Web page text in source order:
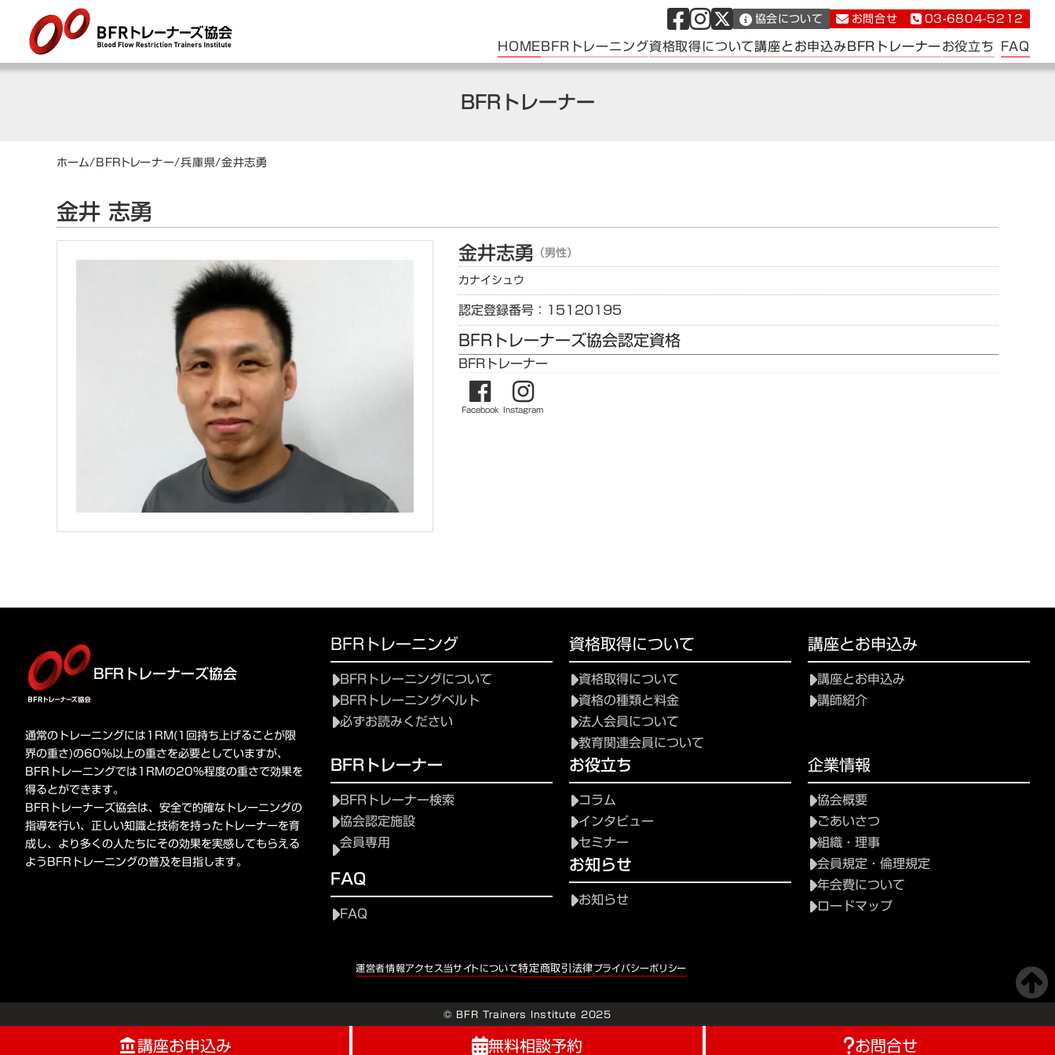
協会について お問合せ 03-6804-5212
HOMEBFRトレーニング資格取得について講座とお申込みBFRトレーナーお役立ち FAQ
BFRトレーナー
ホーム/BFRトレーナー/兵庫県/金井志勇
金井 志勇
金井志勇 （男性）
カナイシュウ
認定登録番号：15120195
BFRトレーナーズ協会認定資格
BFRトレーナー
Facebook Instagram
BFRトレーナーズ協会
通常のトレーニングには1RM(1回持ち上げることが限
界の重さ)の60%以上の重さを必要としていますが、
BFRトレーニングでは1RMの20%程度の重さで効果を
得るとができます。
BFRトレーナーズ協会は、安全で的確なトレーニングの
指導を行い、正しい知識と技術を持ったトレーナーを育
成し、より多くの人たちにその効果を実感してもらえる
ようBFRトレーニングの普及を目指します。
BFRトレーニング
BFRトレーニングについて
BFRトレーニングベルト
必ずお読みください
資格取得について
資格取得について
資格の種類と料金
法人会員について
教育関連会員について
講座とお申込み
講座とお申込み
講師紹介
BFRトレーナー
BFRトレーナー検索
協会認定施設
会員専用
FAQ
FAQ
お役立ち
コラム
インタビュー
セミナー
お知らせ
お知らせ
企業情報
協会概要
ごあいさつ
組織・理事
会員規定・倫理規定
年会費について
ロードマップ
運営者情報アクセス当サイトについて特定商取引法律プライバシーポリシー
© BFR Trainers Institute 2025
account_balance講座お申込み 無料相談予約 お問合せ